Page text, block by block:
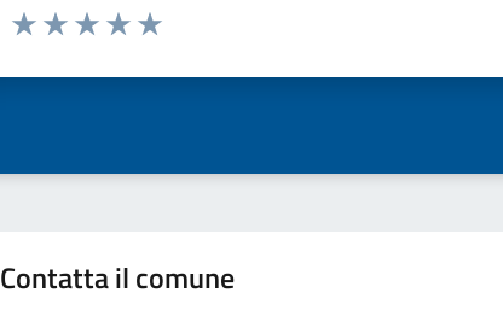
Valuta da 1 a 5 stelle la pagina
Contatta il comune